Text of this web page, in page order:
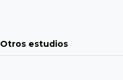
Otros estudios